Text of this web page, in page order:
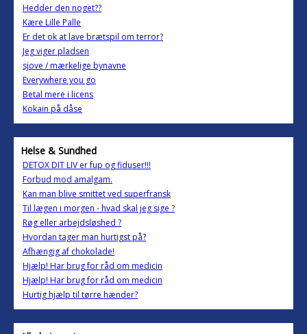
Hedder den noget??
Kære Lille Palle
Er det ok at lave brætspil om terror?
Jeg viger pladsen
sjove / mærkelige bynavne
Everywhere you go
Betal mere i licens
Kokain på dåse
Helse & Sundhed
DETOX DIT LIV er fup og fiduser!!!
Forbud mod amalgam.
Kan man blive smittet ved superfransk
Til lægen i morgen - hvad skal jeg sige ?
Røg eller arbejdsløshed ?
Hvordan tager man hurtigst på?
Afhængig af chokolade!
Hjælp! Har brug for råd om medicin
Hjælp! Har brug for råd om medicin
Hurtig hjælp til tørre hænder?